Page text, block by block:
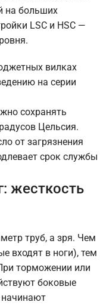
на больших
LSC и HSC —
вилках
на серии
сохранять
Цельсия.
от загрязнения
срок службы
жесткость
труб, а зря. Чем
входят в ноги), тем
торможении или
боковые